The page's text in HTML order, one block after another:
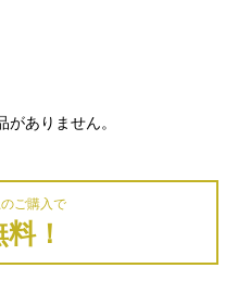
ありません。
ご購入で
！